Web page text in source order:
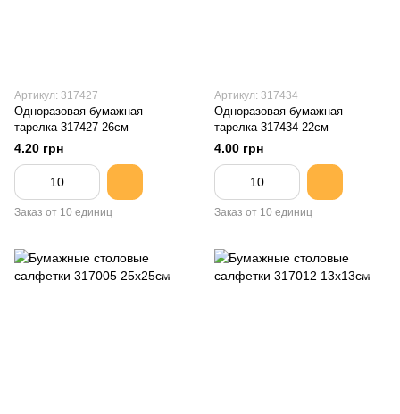
Артикул: 317427
Одноразовая бумажная
тарелка 317427 26cм
4.20 грн
Заказ от 10 единиц
Артикул: 317434
Одноразовая бумажная
тарелка 317434 22см
4.00 грн
Заказ от 10 единиц